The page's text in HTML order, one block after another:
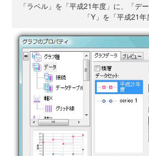
「ラベル」を「平成21年度」に、「デ
「Y」を「平成21